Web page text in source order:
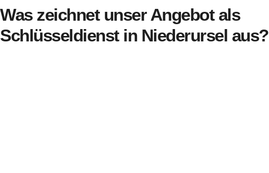
Was zeichnet unser Angebot als
Schlüsseldienst in Niederursel aus?